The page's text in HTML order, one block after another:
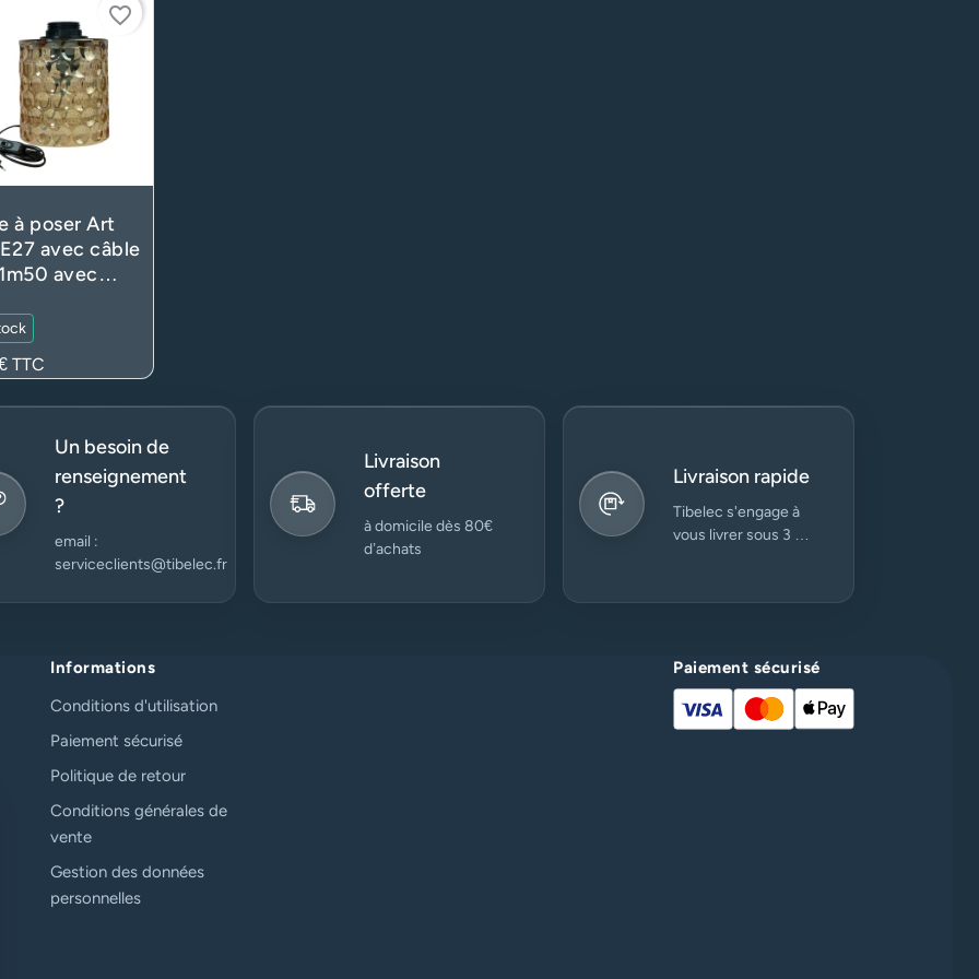
favorite_border
à poser Art
avec câble
avec
– Verre
ambré
TTC
Un besoin de
renseignement
?
email :
serviceclients@tibelec.fr
Livraison
offerte
à domicile dès 80€
d’achats
Livraison rapide
Tibelec s'engage à
vous livrer sous 3 à
Informations
Conditions d'utilisation
Paiement sécurisé
Politique de retour
Conditions générales de
vente
Gestion des données
personnelles
Paiement sécurisé